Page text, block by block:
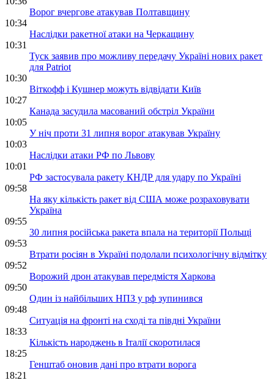
Ворог вчергове атакував Полтавщину
10:34
Наслідки ракетної атаки на Черкащину
10:31
Туск заявив про можливу передачу Україні нових ракет
для Patriot
10:30
Віткофф і Кушнер можуть відвідати Київ
10:27
Канада засудила масований обстріл України
10:05
У ніч проти 31 липня ворог атакував Україну
10:03
Наслідки атаки РФ по Львову
10:01
РФ застосувала ракету КНДР для удару по Україні
09:58
На яку кількість ракет від США може розраховувати
Україна
09:55
30 липня російська ракета впала на території Польщі
09:53
Втрати росіян в Україні подолали психологічну відмітку
09:52
Ворожий дрон атакував передмістя Харкова
09:50
Один із найбільших НПЗ у рф зупинився
09:48
Ситуація на фронті на сході та півдні України
18:33
Кількість народжень в Італії скоротилася
18:25
Генштаб оновив дані про втрати ворога
18:21